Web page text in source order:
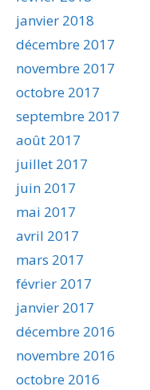
janvier 2018
décembre 2017
novembre 2017
octobre 2017
septembre 2017
août 2017
juillet 2017
juin 2017
mai 2017
avril 2017
mars 2017
février 2017
janvier 2017
décembre 2016
novembre 2016
octobre 2016